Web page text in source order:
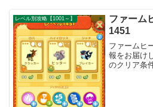
レベル別攻略【1001～】
ファーム
1451
ファームヒ
報をお届け
のクリア条